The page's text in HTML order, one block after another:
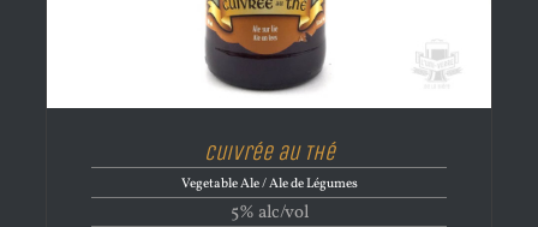
Cuivrée au Thé
Vegetable Ale / Ale de Légumes
5% alc/vol